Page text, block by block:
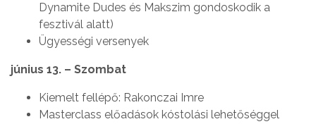
Dynamite Dudes és Makszim gondoskodik a
fesztivál alatt)
Ügyességi versenyek
június 13. – Szombat
Kiemelt fellépő: Rakonczai Imre
Masterclass előadások kóstolási lehetőséggel